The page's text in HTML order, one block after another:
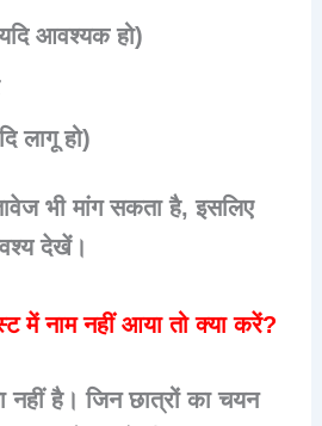
आवश्यक हो)
लागू हो)
भी मांग सकता है, इसलिए
देखें।
में नाम नहीं आया तो क्या करें?
है। जिन छात्रों का चयन